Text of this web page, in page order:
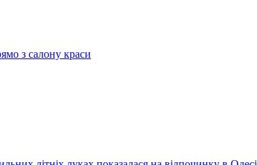
з салону краси